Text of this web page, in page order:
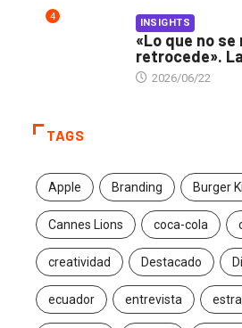
4 INSIGHTS
«Lo que no se
retrocede».
2026/06/22
TAGS
Apple Branding Burger
Cannes Lions coca-cola
creatividad Destacado
ecuador entrevista